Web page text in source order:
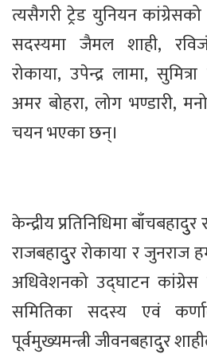
त्यसैगरी ट्रेड युनियन
सदस्यमा जैमल शाही,
रोकाया, उपेन्द्र लामा,
अमर बोहरा, लोग भण्डारी,
चयन भएका छन्।
केन्द्रीय प्रतिनिधिमा बाँचबहादुुर
राजबहादुुर रोकाया र
अधिवेशनको उद्घाटन कांग्रेस
समितिका सदस्य एवं
पूर्वमुख्यमन्त्री जीवनबहादुुर